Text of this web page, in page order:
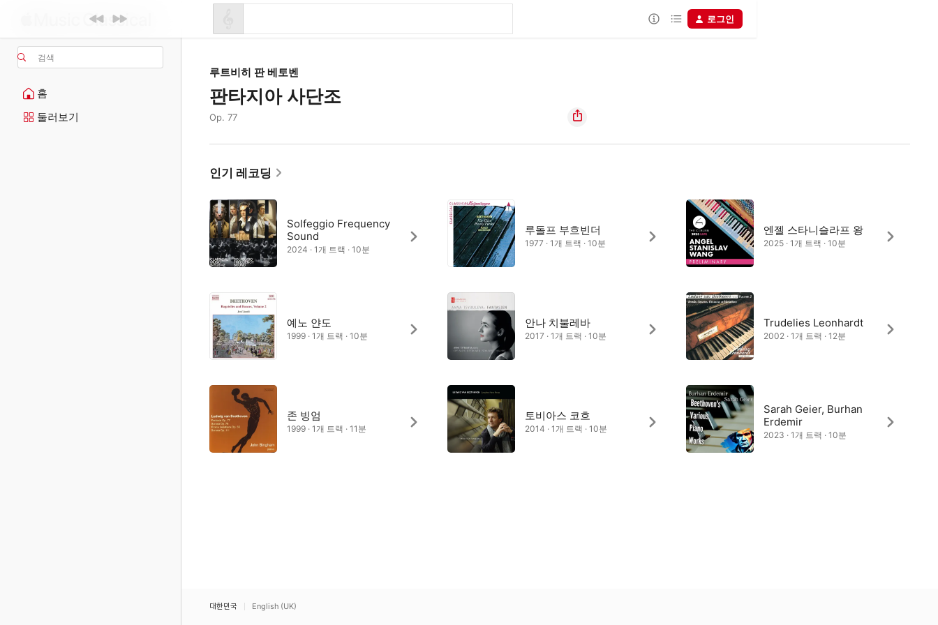
검색
홈
둘러보기
로그인
루트비히 판 베토벤
판타지아 사단조
Op. 77
인기 레코딩
Solfeggio Frequency
Sound
2024 · 1개 트랙 · 10분
예노 얀도
1999 · 1개 트랙 · 10분
존 빙엄
1999 · 1개 트랙 · 11분
루돌프 부흐빈더
1977 · 1개 트랙 · 10분
안나 치불레바
2017 · 1개 트랙 · 10분
토비아스 코흐
2014 · 1개 트랙 · 10분
엔젤 스타니슬라프 왕
2025 · 1개 트랙 · 10분
Trudelies Leonhardt
2002 · 1개 트랙 · 12분
Sarah Geier, Burhan
Erdemir
2023 · 1개 트랙 · 10분
대한민국 English (UK)